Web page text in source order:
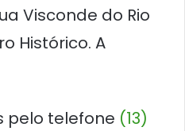
Visconde do Rio
Histórico. A
pelo telefone (13)